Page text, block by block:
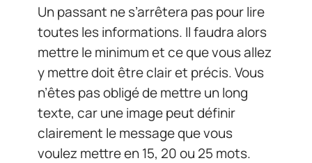
Un passant ne s’arrêtera pas pour lire
toutes les informations. Il faudra alors
mettre le minimum et ce que vous allez
y mettre doit être clair et précis. Vous
n’êtes pas obligé de mettre un long
texte, car une image peut définir
clairement le message que vous
voulez mettre en 15, 20 ou 25 mots.